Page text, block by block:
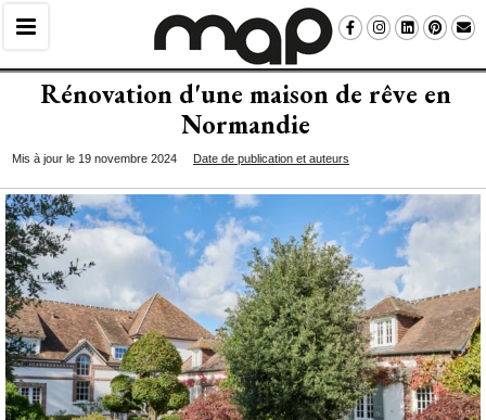
Rénovation d'une maison de rêve en
Normandie
Mis à jour le 19 novembre 2024 Date de publication et auteurs